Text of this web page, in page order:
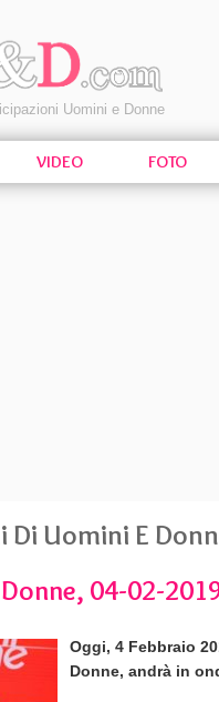
Uomini e Donne
VIDEO FOTO
Uomini E
04-02-
Oggi, 4 Febbraio
Donne, andrà in